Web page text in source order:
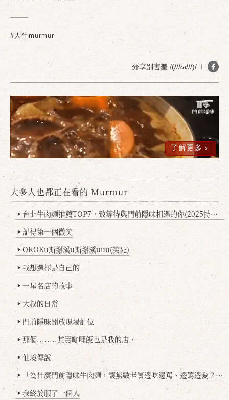
#人生murmur
分享別害羞 /(///ω///)/
了解更多
大多人也都正在看的 Murmur
▶ 台北牛肉麵推薦TOP7，致等待與門前隱味相遇的你(2025持續更新
▶ 記得第一個微笑
▶ OKOKu斯掰溪u斯掰溪uuu(笑死)
▶ 我想選擇是自己的
▶ 一星名店的故事
▶ 大叔的日常
▶ 門前隱味開放現場訂位
▶ 那個........其實咖哩飯也是我的店，
▶ 仙境傳說
▶ 「為什麼門前隱味牛肉麵，讓無數老饕邊吃邊罵、邊罵邊愛？小辣雞揭密！」
▶ 我終於服了一個人